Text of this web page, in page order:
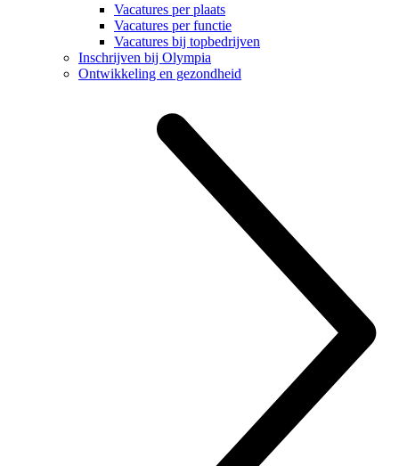
Vacatures per plaats
Vacatures per functie
Vacatures bij topbedrijven
Inschrijven bij Olympia
Ontwikkeling en gezondheid